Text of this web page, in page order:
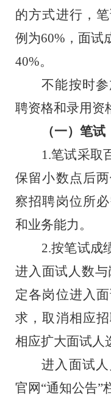
的方式进行 ，
例为60% ，面
40%。
不能按时
聘资格和录用资
（一）笔试
1.笔试采取
保留小数点后两
察招聘岗位所
和业务能力。
2.按笔试成
进入面试人数
定各岗位进入
求 ，取消相应
相应扩大面试人
进入面试
官网“通知公告”